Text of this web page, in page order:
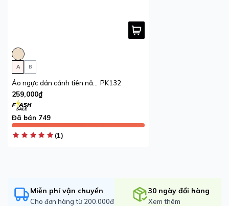
A B
PK132
259,000₫
(1)
Đã bán 749
Miễn phí vận chuyển
Cho đơn hàng từ 200.000đ
30 ngày đổi hàng
Xem thêm